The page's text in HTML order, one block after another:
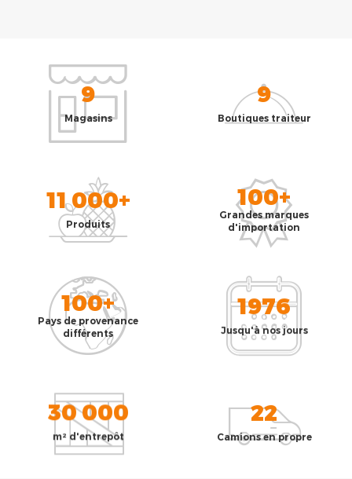
9
Magasins
9
Boutiques traiteur
11 000+
Produits
100+
Grandes marques
d'importation
100+
Pays de provenance
différents
1976
Jusqu'à nos jours
30 000
m² d'entrepôt
22
Camions en propre